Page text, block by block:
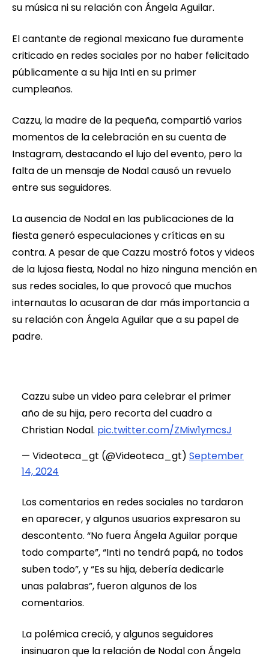
su música ni su relación con Ángela Aguilar.
El cantante de regional mexicano fue duramente
criticado en redes sociales por no haber felicitado
públicamente a su hija Inti en su primer
cumpleaños.
Cazzu, la madre de la pequeña, compartió varios
momentos de la celebración en su cuenta de
Instagram, destacando el lujo del evento, pero la
falta de un mensaje de Nodal causó un revuelo
entre sus seguidores.
La ausencia de Nodal en las publicaciones de la
fiesta generó especulaciones y críticas en su
contra. A pesar de que Cazzu mostró fotos y videos
de la lujosa fiesta, Nodal no hizo ninguna mención en
sus redes sociales, lo que provocó que muchos
internautas lo acusaran de dar más importancia a
su relación con Ángela Aguilar que a su papel de
padre.
Cazzu sube un video para celebrar el primer
año de su hija, pero recorta del cuadro a
Christian Nodal. pic.twitter.com/ZMiw1ymcsJ
— Videoteca_gt (@Videoteca_gt) September
14, 2024
Los comentarios en redes sociales no tardaron
en aparecer, y algunos usuarios expresaron su
descontento. “No fuera Ángela Aguilar porque
todo comparte”, “Inti no tendrá papá, no todos
suben todo”, y “Es su hija, debería dedicarle
unas palabras”, fueron algunos de los
comentarios.
La polémica creció, y algunos seguidores
insinuaron que la relación de Nodal con Ángela